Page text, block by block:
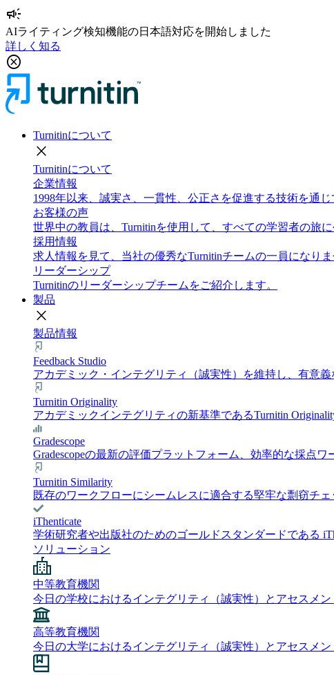
campaign
AIライティング検知機能の日本語対応を開始しました
詳しく知る
cancel
Turnitinについて
close
Turnitinについて
企業情報
1998年以来、誠実さ、一貫性、公正さを促進する技術を通
お客様の声
世界中の教員は、Turnitinを使用して、すべての学習者の旅
採用情報
求人情報を見て、当社の優秀なTurnitinチームの一員になりま
リーダーシップ
Turnitinのリーダーシップチームをご紹介します。
製品
close
製品情報
Feedback Studio
アカデミック・インテグリティ（誠実性）を維持し、有意
Turnitin Originality
アカデミックインテグリティの新基準であるTurnitin
Gradescope
Gradescopeの最新の評価プラットフォーム、効率的な採点
Turnitin Similarity
既存のワークフローにシームレスに適合する堅牢な剽窃チ
iThenticate
学術研究者や出版社のためのゴールドスタンダードである
ソリューション
中等教育機関
今日の学校におけるインテグリティ（誠実性）とアセスメ
高等教育機関
今日の大学におけるインテグリティ（誠実性）とアセスメ